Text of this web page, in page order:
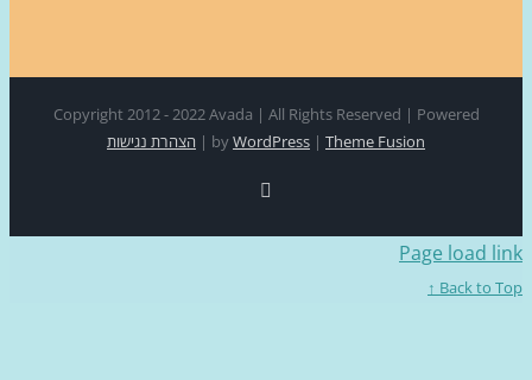
Copyright 2012 - 2022 Avada | All Rights Reserved |
byWordPress|Theme Fusion
|הצהרת נגישות
Facebook
Page